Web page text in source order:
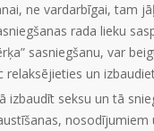
ne vardarbīgai, tam
rada lieku
sasniegšanu, var
un
izbaudīt seksu un tā